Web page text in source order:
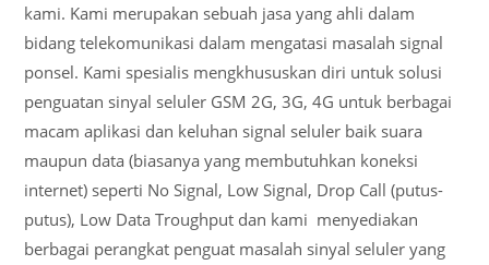
kami. Kami merupakan sebuah jasa yang ahli dalam
bidang telekomunikasi dalam mengatasi masalah signal
ponsel. Kami spesialis mengkhususkan diri untuk solusi
penguatan sinyal seluler GSM 2G, 3G, 4G untuk berbagai
macam aplikasi dan keluhan signal seluler baik suara
maupun data (biasanya yang membutuhkan koneksi
internet) seperti No Signal, Low Signal, Drop Call (putus-
putus), Low Data Troughput dan kami menyediakan
berbagai perangkat penguat masalah sinyal seluler yang